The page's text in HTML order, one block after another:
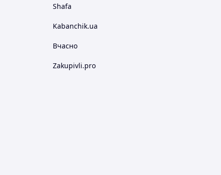
Shafa
Kabanchik.ua
Вчасно
Zakupivli.pro